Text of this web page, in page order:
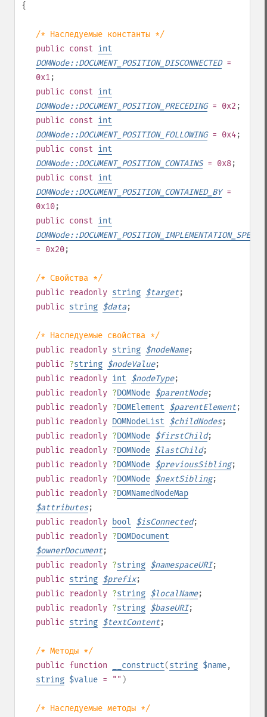
{
/* Наследуемые константы */
public const int
DOMNode::DOCUMENT_POSITION_DISCONNECTED=
0x1;
public const int
DOMNode::DOCUMENT_POSITION_PRECEDING= 0x2 ;
public const int
DOMNode::DOCUMENT_POSITION_FOLLOWING= 0x4;
public const int
DOMNode::DOCUMENT_POSITION_CONTAINS= 0x8;
public const int
DOMNode::DOCUMENT_POSITION_CONTAINED_BY=
0x10;
public const int
= 0x20;
/* Свойства */
public readonly string $target;
public string $data;
/* Наследуемые свойства */
public readonly string $nodeName;
public ?string $nodeValue;
public readonly int $nodeType;
public readonly ?DOMNode $parentNode;
public readonly ?DOMElement $parentElement;
public readonly DOMNodeList $childNodes;
public readonly ?DOMNode $firstChild;
public readonly ?DOMNode $lastChild;
public readonly ?DOMNode $previousSibling;
public readonly ?DOMNode $nextSibling;
public readonly ?DOMNamedNodeMap
$attributes;
public readonly bool $isConnected;
public readonly ?DOMDocument
$ownerDocument;
public readonly ?string $namespaceURI;
public string $prefix;
public readonly ?string $localName;
public readonly ?string $baseURI;
public string $textContent;
/* Методы */
public function __construct(string $name,
string $value = "" )
/* Наследуемые методы */